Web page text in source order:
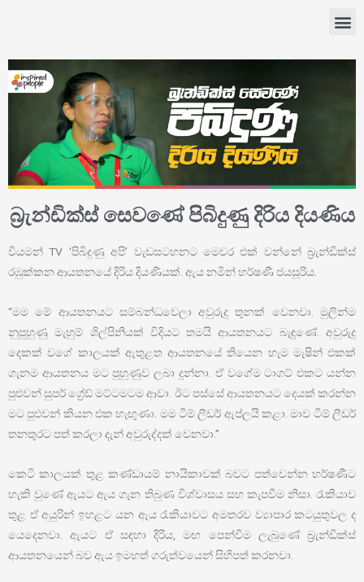
බ්‍රැන්ඩික්ස් සෙවණේ පිබිදුණු දිරිය දියණිය
වියමන් TV ‘පිබිදුණු අපි’ වැඩසටහනට මෙවර එක් වන්නේ බ්‍රැන්ඩික්ස්
රඹුක්කන ආයතනයේ දිරිය දියණියක්. ඇය නමින් හර්ෂණී ජයසූරිය.
“මම මේ ආයතනයට සම්බන්ධවෙලා අවුරුදු තුනක් වෙනවා. මුලින්ම
නුපුහුණු මැහුම් ශිල්පිනියක් විදියට තමයි ආයතනයට බැඳුණේ. අවුරුදු
දෙකක් වගේ කාලයක් ඇතුළත ආයතනයේ තියෙන හැම මැෂින් එකක්
ගැනම ආයතනය මට පුහුණුව ලබා දුන්නා. ඒ වගේම ටාගට් එකට යන්න
පුළුවන් සුපර් ග්‍රේඩ් මට්ටමටම ආවා. ඊට පස්සේ ආයතනයට දෙයක් කරන්න
මට පුළුවන් කියන එක හැඟුණා. මම ටීම් ලීඩර් ඇප්ලයි කළා. මාව ටීම් ලීඩර්
තනතුරට පත් කරලා දැන් අවුරුද්දක් වෙනවා.”
කෙටි කාලයක් තුළ කණ්ඩායම් නායිකාවක් බවට පත්වෙන්න හර්ෂණීට
හැකි වුණේ ඇයට ඇය ගැන තිබුණ විශ්වාසය සහ කැපවීම නිසා. රැකියාව
තුළ ඒ අයුරින් ඉහළට යන ඇය රැකියාවට අමතරව ව්‍යාපාර කටයුතුවල ද
යෙදෙනවා. ඇයට ඒ සඳහා දිරිය, මඟ පෙන්වීම ලැබුණේ බ්‍රැන්ඩික්ස්
ආයතනයෙන් බව ඇය ඉමහත් ගරුත්වයෙන් සිහිපත් කරනවා.